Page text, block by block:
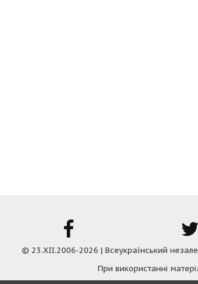
© 23.XII.2006-2026 | Всеукраїнський
При використанні